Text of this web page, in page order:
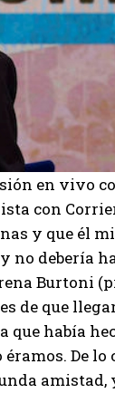
en vivo
con
y que él
no debería
Burtoni
de que
había
De
amistad,